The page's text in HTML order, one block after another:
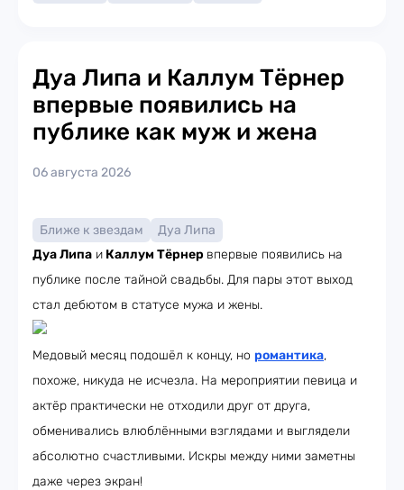
Дуа Липа и Каллум Тёрнер
впервые появились на
публике как муж и жена
06 августа 2026
Ближе к звездам
Дуа Липа
Дуа Липа и Каллум Тёрнер впервые появились на
публике после тайной свадьбы. Для пары этот выход
стал дебютом в статусе мужа и жены.
Медовый месяц подошёл к концу, но романтика,
похоже, никуда не исчезла. На мероприятии певица и
актёр практически не отходили друг от друга,
обменивались влюблёнными взглядами и выглядели
абсолютно счастливыми. Искры между ними заметны
даже через экран!